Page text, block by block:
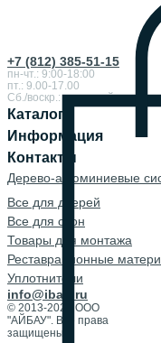
+7 (812) 385-51-15
пн-чт.: 9:00-18:00
пт.: 9.00-17.00
Сб./воскр.: выходной
Каталог
Информация
Контакты
Дерево-алюминиевые
Все для дверей
Все для окон
Товары для монтажа
Реставрационные
Уплотнители
info@ibau.ru
© 2013-2026 ООО
"АЙБАУ". Все права
защищены.